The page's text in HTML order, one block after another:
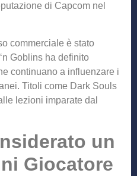
di Capcom nel
commerciale è stato
Goblins ha definito
continuano a influenzare i
Titoli come Dark Souls
lezioni imparate dal
un
Giocatore